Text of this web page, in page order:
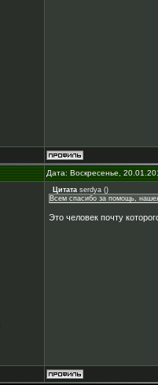
Дата: Воскресенье,
Цитата serdya ()
Всем спасибо за помощь, нашел
Это человек почту